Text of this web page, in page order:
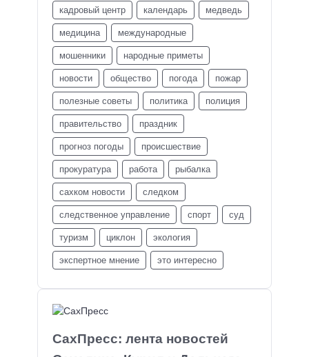
СахПресс: лента новостей
кадровый центр календарь медведь
медицина международные
мошенники народные приметы
новости общество погода пожар
полезные советы политика полиция
правительство праздник
прогноз погоды происшествие
прокуратура работа рыбалка
сахком новости следком
следственное управление спорт суд
туризм циклон экология
экспертное мнение это интересно